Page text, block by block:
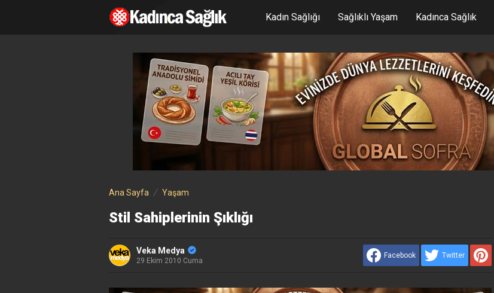
Kadın Sağlığı Sağlıklı Yaşam Kadınca Sağlık
Ana Sayfa Yaşam
Stil Sahiplerinin Şıklığı
Veka Medya
29 Ekim 2010 Cuma
Facebook Twitter